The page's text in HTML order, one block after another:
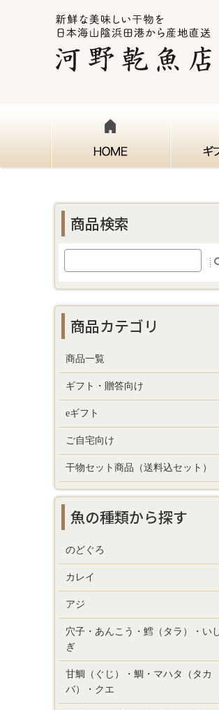
商品検索
商品カテゴリ
商品一覧
ギフト・贈答向け
eギフト
ご自宅向け
干物セット商品（送料込セット）
魚の種類から探す
のどぐろ
カレイ
アジ
穴子・あんこう・鱈（タラ）・い
ぎ
甘鯛（ぐじ）・鯛・マハタ（タカ
バ）・クエ